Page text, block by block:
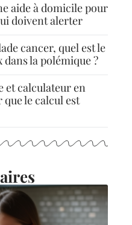
aide à domicile pour
doivent alerter
cancer, quel est le
dans la polémique ?
et calculateur en
le calcul est